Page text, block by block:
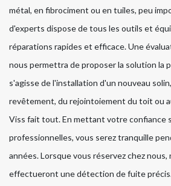
métal, en fibrociment ou en tuiles, peu
d'experts dispose de tous les outils et
réparations rapides et efficace. Une
nous permettra de proposer la solution la
s'agisse de l'installation d'un nouveau
revêtement, du rejointoiement du toit ou
Viss fait tout. En mettant votre confiance
professionnelles, vous serez tranquille
années. Lorsque vous réservez chez nous,
effectueront une détection de fuite